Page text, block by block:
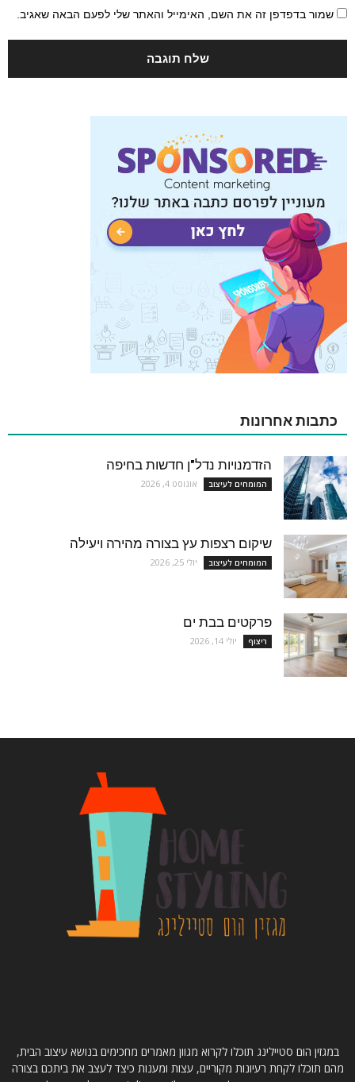
שמור בדפדפן זה את השם, האימייל והאתר שלי לפעם הבאה שאגיב.
כתבות אחרונות
הזדמנויות נדל"ן חדשות בחיפה
המומחים לעיצוב אוגוסט 4, 2026
שיקום רצפות עץ בצורה מהירה ויעילה
המומחים לעיצוב יולי 25, 2026
פרקטים בבת ים
ריצוף יולי 14, 2026
במגזין הום סטיילינג תוכלו לקרוא מגוון מאמרים מחכימים בנושא עיצוב הבית,
מהם תוכלו לקחת רעיונות מקוריים, עצות ומענות כיצד לעצב את ביתכם בצורה